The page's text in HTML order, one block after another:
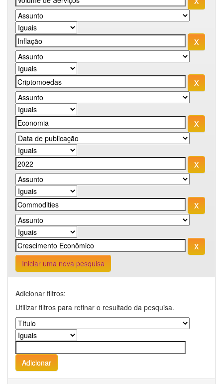
Iniciar uma nova pesquisa
Adicionar filtros:
Utilizar filtros para refinar o resultado da pesquisa.